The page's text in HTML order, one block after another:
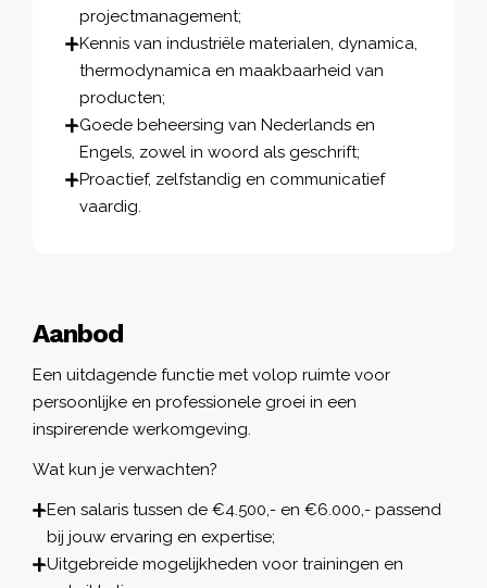
Aanbod
Een uitdagende functie met volop ruimte voor
persoonlijke en professionele groei in een
inspirerende werkomgeving.
Wat kun je verwachten?
Een salaris tussen de €4.500,- en €6.000,- passend
bij jouw ervaring en expertise;
Uitgebreide mogelijkheden voor trainingen en
projectmanagement;
Kennis van industriële materialen, dynamica,
thermodynamica en maakbaarheid van
producten;
Goede beheersing van Nederlands en
Engels, zowel in woord als geschrift;
Proactief, zelfstandig en communicatief
vaardig.